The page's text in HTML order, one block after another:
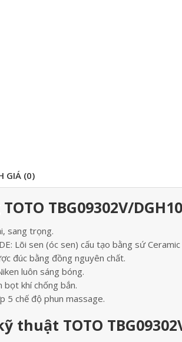
GIÁ (0)
TBG09302V/
sang trọng.
Lõi sen (óc sen) cấu tạo bằng sứ Ceramic
đúc bằng đồng nguyên chất.
luôn sáng bóng.
khí chống bắn.
5 chế độ phun massage.
thuật TOTO